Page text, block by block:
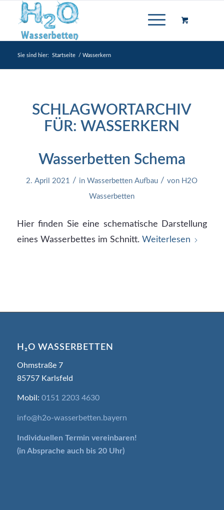
Sie sind hier: Startseite / Wasserkern
SCHLAGWORTARCHIV
FÜR: WASSERKERN
Wasserbetten Schema
2. April 2021 / inWasserbetten Aufbau / von H2O
Wasserbetten
Hier finden Sie eine schematische Darstellung
eines Wasserbettes im Schnitt. Weiterlesen
H₂O WASSERBETTEN
Ohmstraße 7
85757 Karlsfeld
Mobil: 0151 2203 4630
info@h2o-wasserbetten.bayern
Individuellen Termin vereinbaren!
(in Absprache auch bis 20 Uhr)